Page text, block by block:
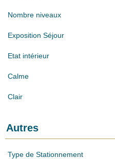
Nombre niveaux
Exposition Séjour
Etat intérieur
Calme
Clair
Autres
Type de Stationnement